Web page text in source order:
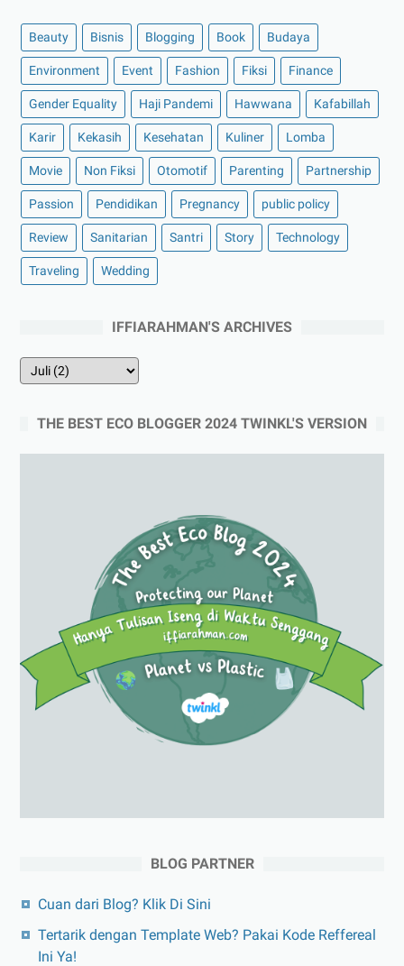
Beauty Bisnis Blogging Book Budaya
Environment Event Fashion Fiksi Finance
Gender Equality Haji Pandemi Hawwana Kafabillah
Karir Kekasih Kesehatan Kuliner Lomba
Movie Non Fiksi Otomotif Parenting Partnership
Passion Pendidikan Pregnancy public policy
Review Sanitarian Santri Story Technology
Traveling Wedding
IFFIARAHMAN'S ARCHIVES
THE BEST ECO BLOGGER 2024 TWINKL'S VERSION
BLOG PARTNER
Cuan dari Blog? Klik Di Sini
Tertarik dengan Template Web? Pakai Kode Reffereal
Ini Ya!